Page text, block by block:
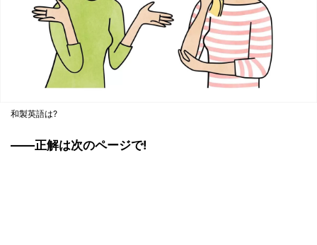
和製英語は?
――正解は次のページで!